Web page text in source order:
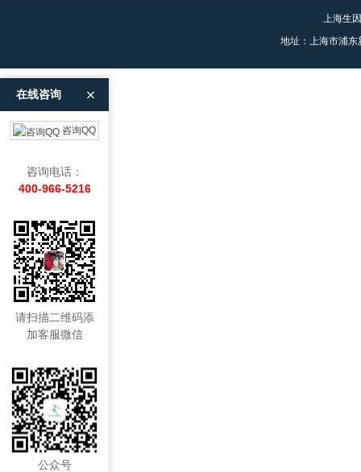
上海生
地址：上海市浦
在线咨询
咨询QQ
咨询电话：
400-966-5216
请扫描二维码添
加客服微信
公众号